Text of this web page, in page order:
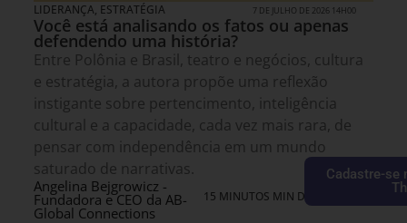
LIDERANÇA, ESTRATÉGIA 7 DE JULHO DE 2026 14H00
Você está analisando os fatos ou apenas
defendendo uma história?
Entre Polônia e Brasil, teatro e negócios, cultura
e estratégia, a autora propõe uma reflexão
instigante sobre pertencimento, inteligência
cultural e a capacidade, cada vez mais rara, de
pensar com independência em um mundo
saturado de narrativas.
Angelina Bejgrowicz -
Fundadora e CEO da AB-
Global Connections
15 MINUTOS MIN DE LEITURA
Cadastre-se